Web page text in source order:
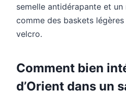
semelle antidérapante et
comme des baskets
velcro.
Comment bien
d’Orient dans un